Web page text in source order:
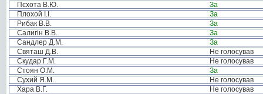
Пєхота В.Ю.
За
Плохой І.І.
За
Рибак В.В.
За
Салигін В.В.
За
Сандлер Д.М.
За
Святаш Д.В.
Не голосував
Скудар Г.М.
Не голосував
Стоян О.М.
За
Сухий Я.М.
Не голосував
Хара В.Г.
Не голосував